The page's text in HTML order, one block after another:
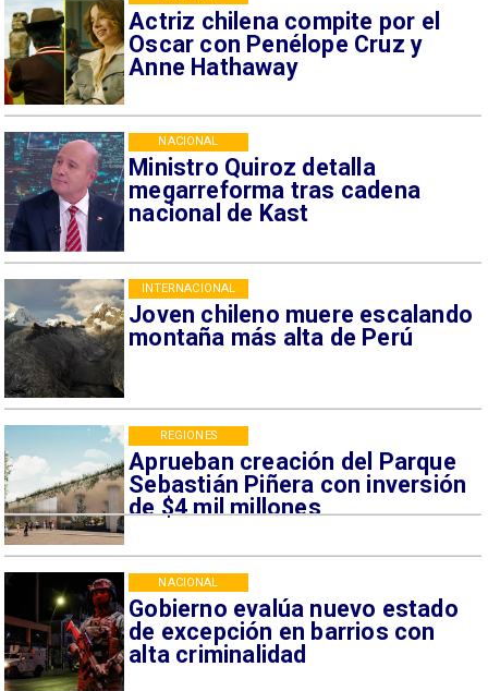
Actriz chilena compite por el
Oscar con Penélope Cruz y
Anne Hathaway
Ministro Quiroz detalla
megarreforma tras cadena
nacional de Kast
NACIONAL
Joven chileno muere escalando
montaña más alta de Perú
INTERNACIONAL
Aprueban creación del Parque
Sebastián Piñera con inversión
de $4 mil millones
REGIONES
Gobierno evalúa nuevo estado
de excepción en barrios con
alta criminalidad
NACIONAL